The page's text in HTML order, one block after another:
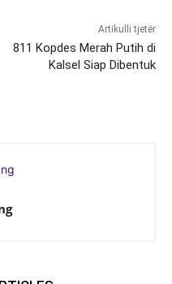
Artikulli tjetër
811 Kopdes Merah Putih di
Kalsel Siap Dibentuk